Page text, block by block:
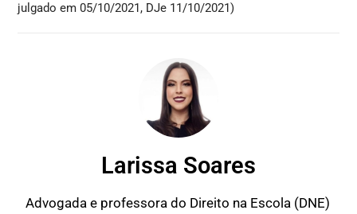
julgado em 05/10/2021, DJe 11/10/2021)
Larissa Soares
Advogada e professora do Direito na Escola (DNE)